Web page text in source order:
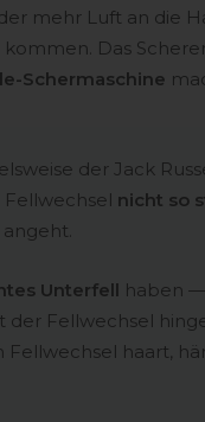
mehr Luft an die
Das
Schermaschine
der Jack
Fellwechsel nicht so
angeht.
Unterfell haben
der Fellwechsel
haart,